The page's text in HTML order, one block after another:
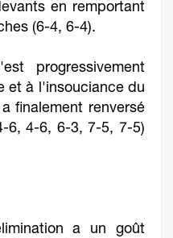
en remportant
(6-4, 6-4).
progressivement
et à l'insouciance du
finalement renversé
6, 4-6, 6-3, 7-5, 7-5)
a un goût